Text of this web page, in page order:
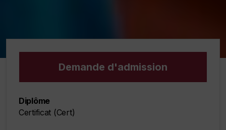
Demande d'admission
Diplôme
Certificat (Cert)